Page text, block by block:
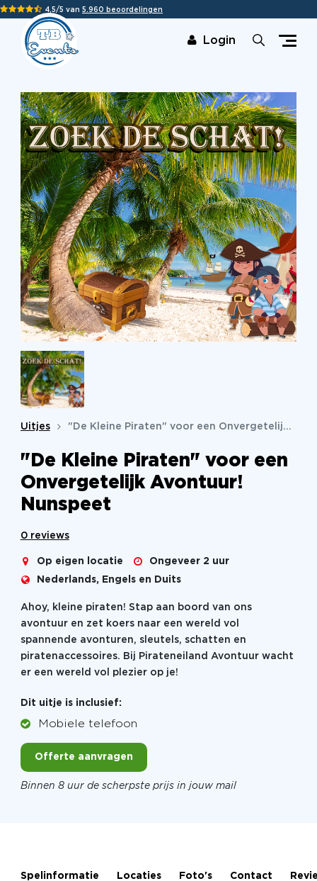
4,5/5 van 5.960 beoordelingen
Login
Uitjes "De Kleine Piraten" voor een Onvergetelijk Avontuur!
"De Kleine Piraten" voor een
Onvergetelijk Avontuur!
Nunspeet
0 reviews
Op eigen locatie Ongeveer 2 uur
Nederlands, Engels en Duits
Ahoy, kleine piraten! Stap aan boord van ons
avontuur en zet koers naar een wereld vol
spannende avonturen, sleutels, schatten en
piratenaccessoires. Bij Pirateneiland Avontuur wacht
er een wereld vol plezier op je!
Dit uitje is inclusief:
Mobiele telefoon
Offerte aanvragen
Binnen 8 uur de scherpste prijs in jouw mail
Spelinformatie Locaties Foto's Contact